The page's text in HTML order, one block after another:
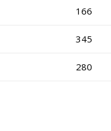
166
345
280